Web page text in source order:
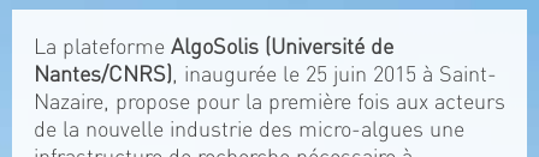
La plateforme AlgoSolis (Université de
Nantes/CNRS), inaugurée le 25 juin 2015 à Saint-
Nazaire, propose pour la première fois aux acteurs
de la nouvelle industrie des micro-algues une